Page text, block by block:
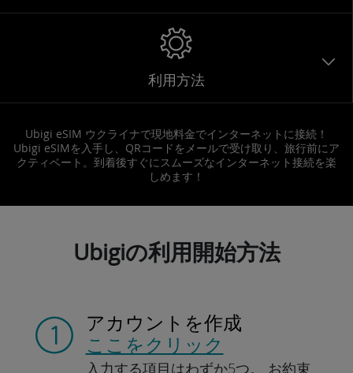
利用方法
Ubigi eSIM ウクライナで現地料金でインターネットに接続！
Ubigi eSIMを入手し、QRコードをメールで受け取り、旅行前にア
クティベート。到着後すぐにスムーズなインターネット接続を楽
しめます！
Ubigiの利用開始方法
アカウントを作成
ここをクリック
入力する項目はわずか5つ。
お約束